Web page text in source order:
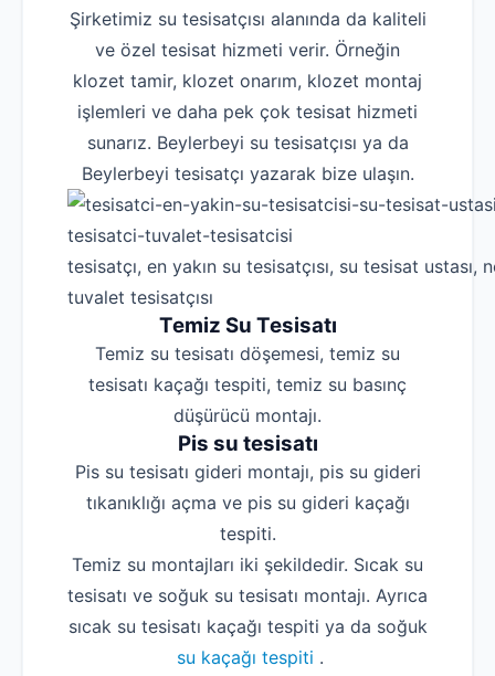
Şirketimiz su tesisatçısı alanında da kaliteli
ve özel tesisat hizmeti verir. Örneğin
klozet tamir, klozet onarım, klozet montaj
işlemleri ve daha pek çok tesisat hizmeti
sunarız. Beylerbeyi su tesisatçısı ya da
Beylerbeyi tesisatçı yazarak bize ulaşın.
tesisatçı, en yakın su tesisatçısı, su tesisat
tuvalet tesisatçısı
Temiz Su Tesisatı
Temiz su tesisatı döşemesi, temiz su
tesisatı kaçağı tespiti, temiz su basınç
düşürücü montajı.
Pis su tesisatı
Pis su tesisatı gideri montajı, pis su gideri
tıkanıklığı açma ve pis su gideri kaçağı
tespiti.
Temiz su montajları iki şekildedir. Sıcak su
tesisatı ve soğuk su tesisatı montajı. Ayrıca
sıcak su tesisatı kaçağı tespiti ya da soğuk
su kaçağı tespiti .